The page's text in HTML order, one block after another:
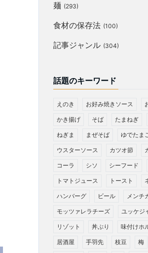
麺 (293)
食材の保存法 (100)
記事ジャンル (304)
話題のキーワード
えのき お好み焼きソース
かき揚げ そば たまねぎ
ねぎま まぜそば ゆでたま
ウスターソース カツオ節
コーラ シソ シーフード
トマトジュース トースト
ハンバーグ ビール メンチ
モッツァレラチーズ ユッケジ
リゾット 丼ぶり 味付けホ
居酒屋 手羽先 枝豆 梅